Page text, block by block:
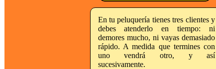
En tu peluquería tienes tres clientes y
debes atenderlo en tiempo: ni
demores mucho, ni vayas demasiado
rápido. A medida que termines con
uno vendrá otro, y así
sucesivamente.